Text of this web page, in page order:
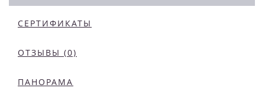
СЕРТИФИКАТЫ
ОТЗЫВЫ (0)
ПАНОРАМА